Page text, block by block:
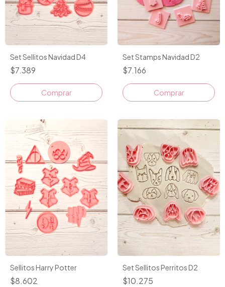
Set Sellitos Navidad D4
$7.389
Set Stamps Navidad D2
$7.166
Sellitos Harry Potter
$8.602
Set Sellitos Perritos D2
$10.275